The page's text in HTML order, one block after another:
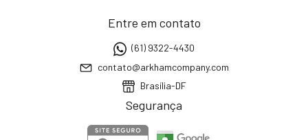
Entre em contato
(61) 9322-4430
contato@arkhamcompany.com
Brasília-DF
Segurança